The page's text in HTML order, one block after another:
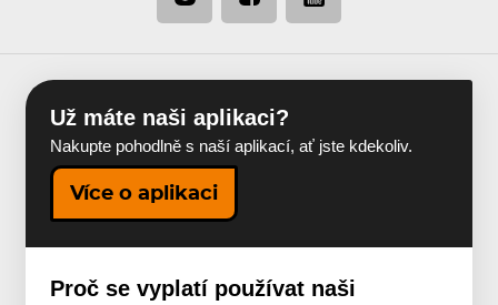
Už máte naši aplikaci?
Nakupte pohodlně s naší aplikací, ať jste kdekoliv.
Více o aplikaci
Proč se vyplatí používat naši